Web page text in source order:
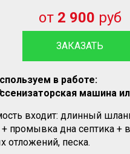
от 2 900 руб
ЗАКАЗАТЬ
в работе:
машина
входит: длинный
промывка дна септика +
отложений, песка.